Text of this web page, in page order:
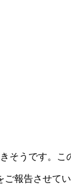
うです。
報告させて